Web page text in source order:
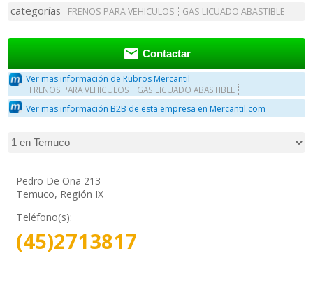
categorías FRENOS PARA VEHICULOS GAS LICUADO ABASTIBLE
 Contactar
Ver mas información de Rubros Mercantil
FRENOS PARA VEHICULOS GAS LICUADO ABASTIBLE
Ver mas información B2B de esta empresa en Mercantil.com
Pedro De Oña 213
Temuco, Región IX
Teléfono(s):
(45)2713817